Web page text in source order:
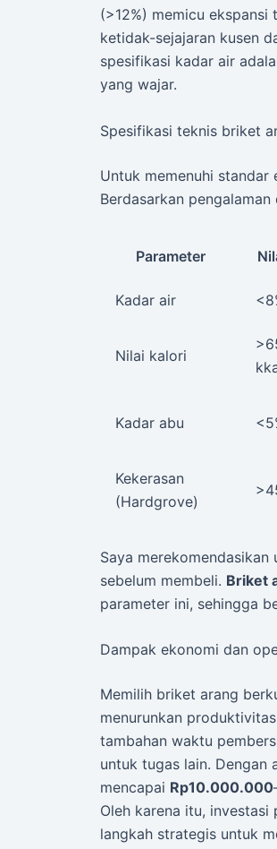
(>12%) memicu
ketidak-sejajaran kusen
spesifikasi kadar air
yang wajar.
Spesifikasi teknis briket
Untuk memenuhi
Berdasarkan
Parameter
Kadar air
Nilai kalori
Kadar abu
Kekerasan
(Hardgrove)
Saya
sebelum membeli. Briket
parameter ini, sehingga
Dampak ekonomi dan
Memilih briket arang
menurunkan
tambahan waktu
untuk tugas lain. Dengan
mencapai Rp10.000.000
Oleh karena itu, investasi
langkah strategis untuk